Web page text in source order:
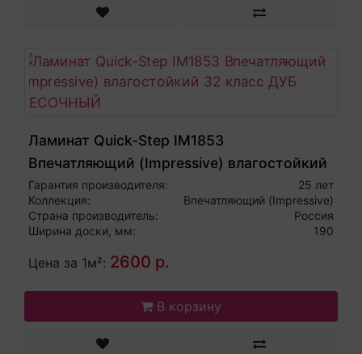
Ламинат Quick-Step IM1853
Впечатляющий (Impressive) влагостойкий
32 класс ДУБ ПЕСОЧНЫЙ
Гарантия производителя:
25 лет
Коллекция:
Впечатляющий (Impressive)
Страна производитель:
Россия
Ширина доски, мм:
190
Цена за 1м²: 2600 р.
В корзину